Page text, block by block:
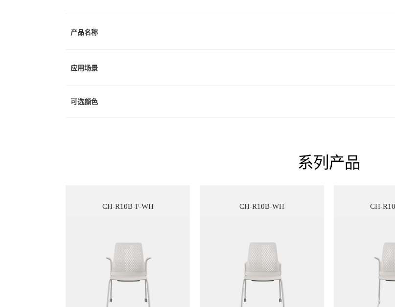
产品名称
应用场景
可选颜色
系列产品
CH-R10B-F-WH CH-R10B-WH CH-